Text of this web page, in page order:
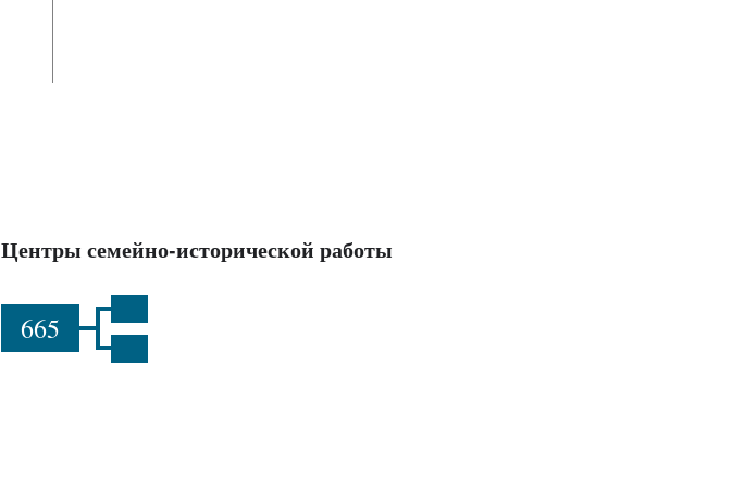
Центры семейно-исторической работы
665